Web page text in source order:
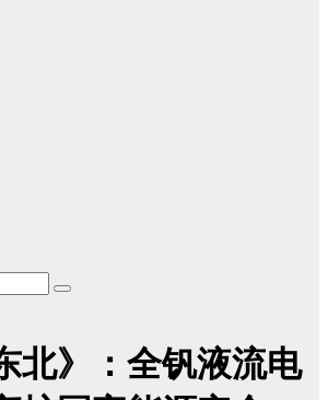
北》：全钒液流电